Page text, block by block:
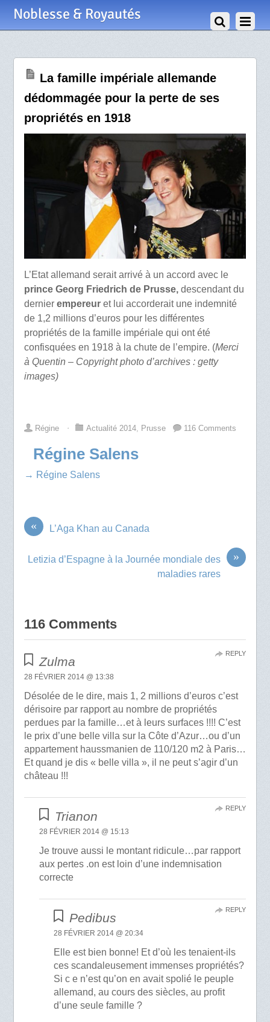
Noblesse & Royautés
La famille impériale allemande
dédommagée pour la perte de ses
propriétés en 1918
L’Etat allemand serait arrivé à un accord avec le
prince Georg Friedrich de Prusse,descendant du
dernierempereuret lui accorderait une indemnité
de 1,2 millions d’euros pour les différentes
propriétés de la famille impériale qui ont été
confisquées en 1918 à la chute de l’empire. (Merci
à Quentin – Copyright photo d’archives : getty
images)
Régine ⋅ Actualité 2014, Prusse 116 Comments
Régine Salens
→ Régine Salens
« L’Aga Khan au Canada
»
Letizia d’Espagne à la Journée mondiale des
maladies rares
116 Comments
Zulma
28 FÉVRIER 2014 @ 13:38
Désolée de le dire, mais 1, 2 millions d’euros c’est
dérisoire par rapport au nombre de propriétés
perdues par la famille…et à leurs surfaces !!!! C’est
le prix d’une belle villa sur la Côte d’Azur…ou d’un
appartement haussmanien de 110/120 m2 à Paris…
Et quand je dis « belle villa », il ne peut s’agir d’un
château !!!
REPLY
Trianon
28 FÉVRIER 2014 @ 15:13
Je trouve aussi le montant ridicule…par rapport
aux pertes .on est loin d’une indemnisation
correcte
REPLY
Pedibus
28 FÉVRIER 2014 @ 20:34
Elle est bien bonne! Et d’où les tenaient-ils
ces scandaleusement immenses propriétés?
Si c e n’est qu’on en avait spolié le peuple
allemand, au cours des siècles, au profit
d’une seule famille ?
REPLY